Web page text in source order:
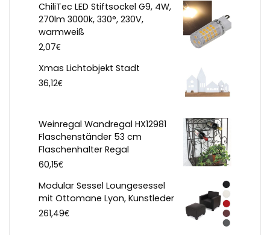
ChiliTec LED Stiftsockel G9, 4W,
270lm 3000k, 330°, 230V,
warmweiß
2,07€
Xmas Lichtobjekt Stadt
36,12€
Weinregal Wandregal HX12981
Flaschenständer 53 cm
Flaschenhalter Regal
60,15€
Modular Sessel Loungesessel
mit Ottomane Lyon, Kunstleder
261,49€